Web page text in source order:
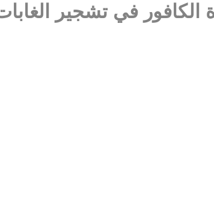
الكافور في تشجير